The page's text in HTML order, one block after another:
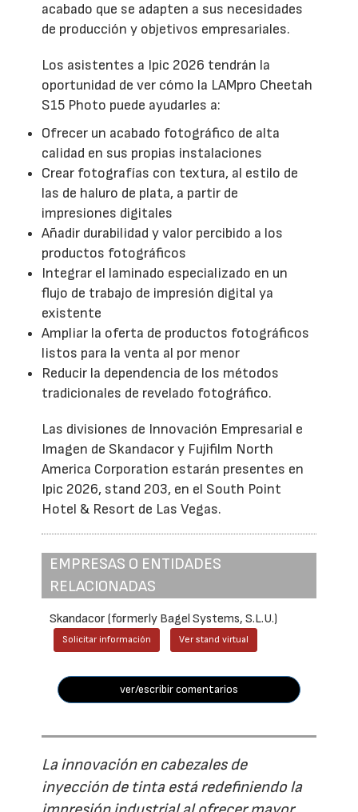
acabado que se adapten a sus necesidades
de producción y objetivos empresariales.
Los asistentes a Ipic 2026 tendrán la
oportunidad de ver cómo la LAMpro Cheetah
S15 Photo puede ayudarles a:
Ofrecer un acabado fotográfico de alta
calidad en sus propias instalaciones
Crear fotografías con textura, al estilo de
las de haluro de plata, a partir de
impresiones digitales
Añadir durabilidad y valor percibido a los
productos fotográficos
Integrar el laminado especializado en un
flujo de trabajo de impresión digital ya
existente
Ampliar la oferta de productos fotográficos
listos para la venta al por menor
Reducir la dependencia de los métodos
tradicionales de revelado fotográfico.
Las divisiones de Innovación Empresarial e
Imagen de Skandacor y Fujifilm North
America Corporation estarán presentes en
Ipic 2026, stand 203, en el South Point
Hotel & Resort de Las Vegas.
EMPRESAS O ENTIDADES
RELACIONADAS
Skandacor (formerly Bagel Systems, S.L.U.)
Solicitar información Ver stand virtual
ver/escribir comentarios
La innovación en cabezales de
inyección de tinta está redefiniendo la